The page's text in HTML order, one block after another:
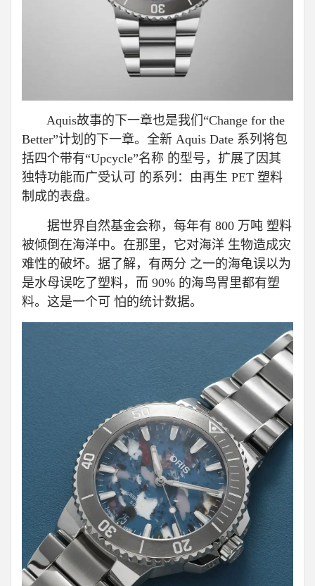
Aquis故事的下一章也是我们“Change for the
Better”计划的下一章。全新 Aquis Date 系列将包
括四个带有“Upcycle”名称 的型号，扩展了因其
独特功能而广受认可 的系列：由再生 PET 塑料
制成的表盘。
据世界自然基金会称，每年有 800 万吨 塑料
被倾倒在海洋中。在那里，它对海洋 生物造成灾
难性的破坏。据了解，有两分 之一的海龟误以为
是水母误吃了塑料，而 90% 的海鸟胃里都有塑
料。这是一个可 怕的统计数据。